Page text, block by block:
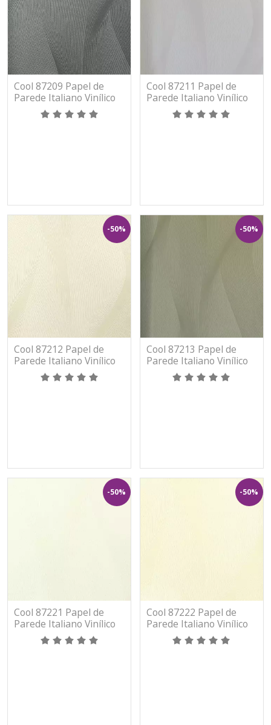
Cool 87209 Papel de
Parede Italiano Vinílico
Lavável
Cool 87211 Papel de
Parede Italiano Vinílico
Lavável
-50%
Cool 87212 Papel de
Parede Italiano Vinílico
Lavável
-50%
Cool 87213 Papel de
Parede Italiano Vinílico
Lavável
-50%
Cool 87221 Papel de
Parede Italiano Vinílico
Lavável
-50%
Cool 87222 Papel de
Parede Italiano Vinílico
Lavável